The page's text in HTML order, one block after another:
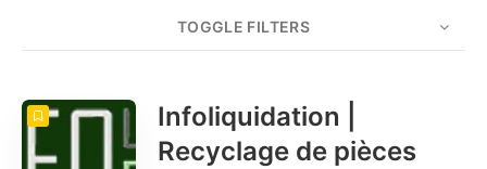
TOGGLE FILTERS
COUNT 20 SORT BY Date ORDER
Infoliquidation |
Recyclage de pièces